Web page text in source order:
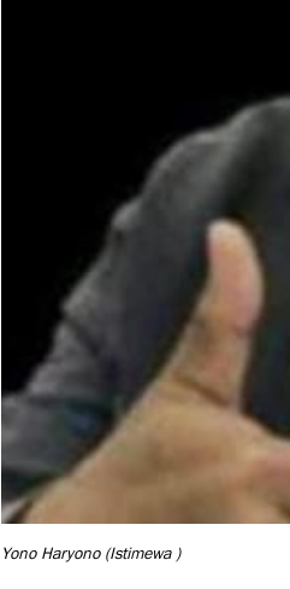
Yono Haryono (Istimewa )